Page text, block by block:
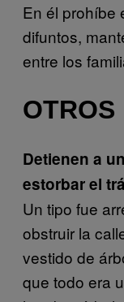
En él prohíbe
difuntos,
entre los
OTROS
Detienen a
estorbar el
Un tipo fue
obstruir la
vestido de
que todo era